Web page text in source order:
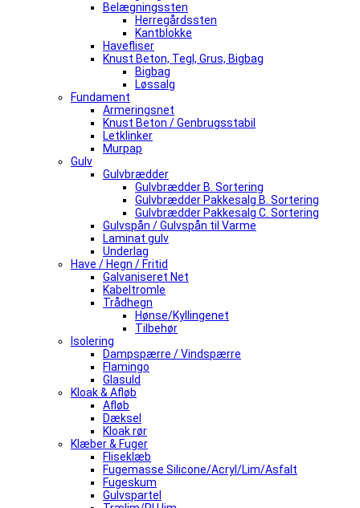
Belægningssten
Herregårdssten
Kantblokke
Havefliser
Knust Beton, Tegl, Grus, Bigbag
Bigbag
Løssalg
Fundament
Armeringsnet
Knust Beton / Genbrugsstabil
Letklinker
Murpap
Gulv
Gulvbrædder
Gulvbrædder B. Sortering
Gulvbrædder Pakkesalg B. Sortering
Gulvbrædder Pakkesalg C. Sortering
Gulvspån / Gulvspån til Varme
Laminat gulv
Underlag
Have / Hegn / Fritid
Galvaniseret Net
Kabeltromle
Trådhegn
Hønse/Kyllingenet
Tilbehør
Isolering
Dampspærre / Vindspærre
Flamingo
Glasuld
Kloak & Afløb
Afløb
Dæksel
Kloak rør
Klæber & Fuger
Fliseklæb
Fugemasse Silicone/Acryl/Lim/Asfalt
Fugeskum
Gulvspartel